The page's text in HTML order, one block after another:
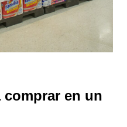
comprar en un